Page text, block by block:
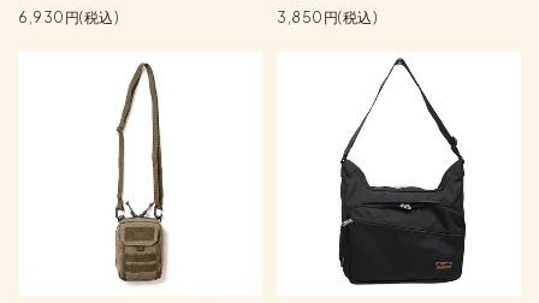
6,930円(税込)
3,850円(税込)